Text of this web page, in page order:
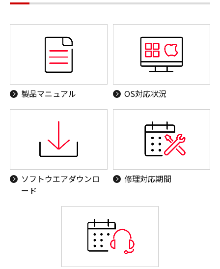
製品マニュアル OS対応状況
ソフトウエアダウンロ
ード
修理対応期間